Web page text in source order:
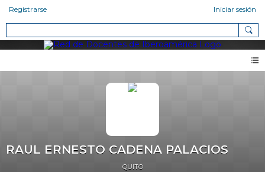
Registrarse Iniciar sesión
RAUL ERNESTO CADENA PALACIOS
QUITO